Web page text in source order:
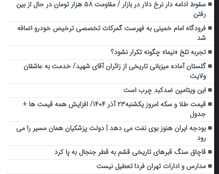
سقوط ادامه دار نرخ دلار در بازار / مقاومت ۵۸ هزار تومان در حال از بین
رفتن
فرودگاه امام خمینی به فهرست گمرکات تخصصی ترخیص خودرو اضافه
شد
تجربه تلخ «نیما» چگونه تکرار نشود؟
گلستان آماده میزبانی تاریخی از زائران آقای شهید/ خدمت به عاشقان
ولایت
این ویتامین ضدکبد چرب است
قیمت طلا و سکه امروز یکشنبه۲۳ آذر ۱۴۰۴/ افزایش همه قیمت ها +
جدول
بودجه ایران هنوز بوی نفت می دهد | دولت پزشکیان همان مسیر را می
رود
قاچاق سنگ قبرهای تاریخی قشم به قطر جنجال به پا کرد
‌مدارس و ادارات تهران فردا تعطیل نیست